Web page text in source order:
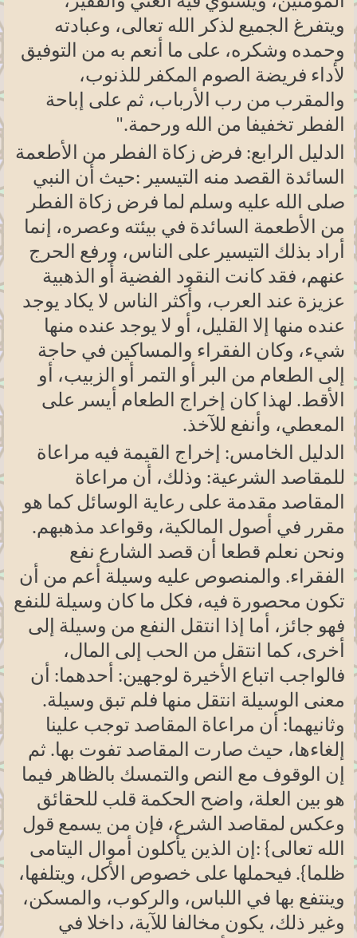
ويتفرغ الجميع لذكر الله تعالى، وعبادته
وحمده وشكره، على ما أنعم به من التوفيق
لأداء فريضة الصوم المكفر للذنوب،
والمقرب من رب الأرباب، ثم على إباحة
الفطر تخفيفا من الله ورحمة".
الدليل الرابع: فرض زكاة الفطر من الأطعمة
السائدة القصد منه التيسير :حيث أن النبي
صلى الله عليه وسلم لما فرض زكاة الفطر
من الأطعمة السائدة في بيئته وعصره، إنما
أراد بذلك التيسير على الناس، ورفع الحرج
عنهم، فقد كانت النقود الفضية أو الذهبية
عزيزة عند العرب، وأكثر الناس لا يكاد يوجد
عنده منها إلا القليل، أو لا يوجد عنده منها
شيء، وكان الفقراء والمساكين في حاجة
إلى الطعام من البر أو التمر أو الزبيب، أو
الأقط. لهذا كان إخراج الطعام أيسر على
المعطي، وأنفع للآخذ.
الدليل الخامس: إخراج القيمة فيه مراعاة
للمقاصد الشرعية: وذلك، أن مراعاة
المقاصد مقدمة على رعاية الوسائل كما هو
مقرر في أصول المالكية، وقواعد مذهبهم.
ونحن نعلم قطعا أن قصد الشارع نفع
الفقراء. والمنصوص عليه وسيلة أعم من أن
تكون محصورة فيه، فكل ما كان وسيلة للنفع
فهو جائز، أما إذا انتقل النفع من وسيلة إلى
أخرى، كما انتقل من الحب إلى المال،
فالواجب اتباع الأخيرة لوجهين: أحدهما: أن
معنى الوسيلة انتقل منها فلم تبق وسيلة.
وثانيهما: أن مراعاة المقاصد توجب علينا
إلغاءها، حيث صارت المقاصد تفوت بها. ثم
إن الوقوف مع النص والتمسك بالظاهر فيما
هو بين العلة، واضح الحكمة قلب للحقائق
وعكس لمقاصد الشرع، فإن من يسمع قول
الله تعالى : { إن الذين يأكلون أموال اليتامى
ظلما}. فيحملها على خصوص الأكل، ويتلفها،
وينتفع بها في اللباس، والركوب، والمسكن،
وغير ذلك، يكون مخالفا للآية، داخلا في